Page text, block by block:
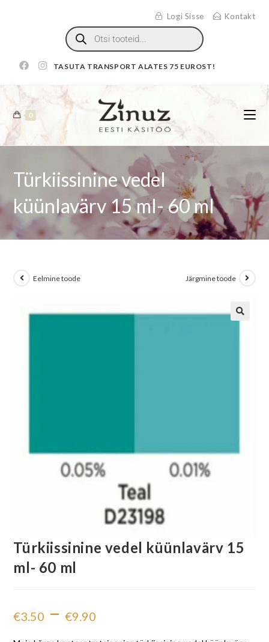
Logi Sisse Kontakt
TASUTA TRANSPORT ALATES 75 EUROST!
0
Türkiissinine vedel
küünlavärv 15 ml- 60 ml
Eelmine toode Järgmine toode
Türkiissinine vedel küünlavärv 15
ml- 60 ml
€3.50 – €9.90